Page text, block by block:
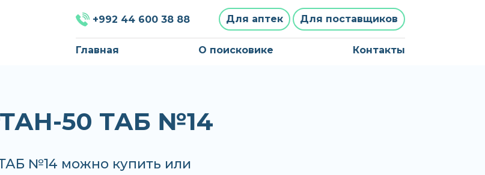
+992 44 600 38 88 Для аптек Для поставщиков
Главная О поисковике Контакты
50 ТАБ №14
№14 можно купить или